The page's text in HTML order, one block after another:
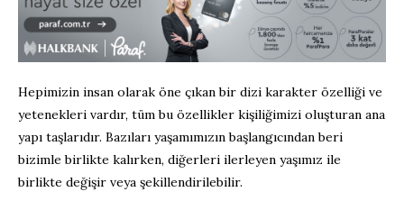
Hepimizin insan olarak öne çıkan bir dizi karakter özelliği ve
yetenekleri vardır, tüm bu özellikler kişiliğimizi oluşturan ana
yapı taşlarıdır. Bazıları yaşamımızın başlangıcından beri
bizimle birlikte kalırken, diğerleri ilerleyen yaşımız ile
birlikte değişir veya şekillendirilebilir.